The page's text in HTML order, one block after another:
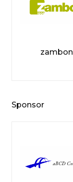
zambon
Sponsor